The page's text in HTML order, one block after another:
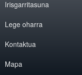
Irisgarritasuna
Lege oharra
Kontaktua
Mapa